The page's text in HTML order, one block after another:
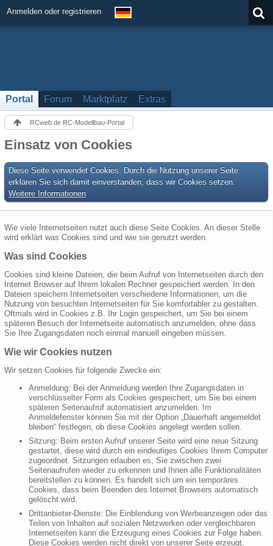
Anmelden oder registrieren
Portal Forum Marktplatz Extras
RCweb.de RC-Modellbau-Portal
Einsatz von Cookies
Diese Seite verwendet Cookies. Durch die Nutzung unserer Seite
erklären Sie sich damit einverstanden, dass wir Cookies setzen.
Weitere Informationen
Wie viele Internetseiten nutzt auch diese Seite Cookies. An dieser Stelle
wird erklärt was Cookies sind und wie sie genutzt werden.
Was sind Cookies
Cookies sind kleine Dateien, die beim Aufruf von Internetseiten durch den
Internet Browser auf Ihrem lokalen Rechner gespeichert werden. In den
Dateien speichern Internetseiten verschiedene Informationen, um die
Nutzung von besuchten Internetseiten für Sie komfortabler zu gestalten.
Oftmals wird in Cookies z.B. Ihr Login gespeichert, um Sie bei einem
späteren Besuch der Internetseite automatisch anzumelden, ohne dass
Sie Ihre Zugangsdaten noch einmal manuell eingeben müssen.
Wie wir Cookies nutzen
Wir setzen Cookies für folgende Zwecke ein:
Anmeldung: Bei der Anmeldung werden Ihre Zugangsdaten in
verschlüsselter Form als Cookies gespeichert, um Sie bei einem
späteren Seitenaufruf automatisiert anzumelden. Im
Anmeldefenster können Sie mit der Option „Dauerhaft angemeldet
bleiben“ festlegen, ob diese Cookies angelegt werden sollen.
Sitzung: Beim ersten Aufruf unserer Seite wird eine neue Sitzung
gestartet, diese wird durch ein eindeutiges Cookies Ihrem Computer
zugeordnet. Sitzungen erlauben es, Sie zwischen zwei
Seitenaufrufen wieder zu erkennen und Ihnen alle Funktionalitäten
bereitstellen zu können. Es handelt sich um ein temporäres
Cookies, dass beim Beenden des Internet Browsers automatisch
gelöscht wird.
Drittanbieter-Dienste: Die Einblendung von Werbeanzeigen oder das
Teilen von Inhalten auf sozialen Netzwerken oder vergleichbaren
Internetseiten kann die Erzeugung eines Cookies zur Folge haben.
Diese Cookies werden nicht direkt von unserer Seite erzeugt,